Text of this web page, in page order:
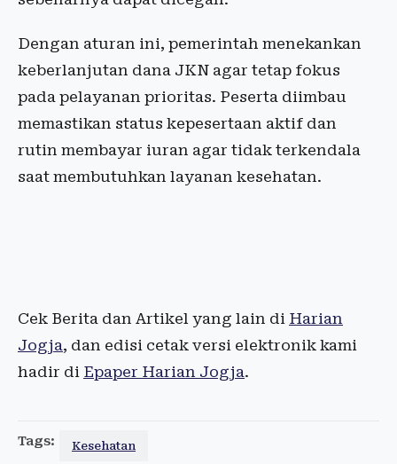
Dengan aturan ini, pemerintah menekankan
keberlanjutan dana JKN agar tetap fokus
pada pelayanan prioritas. Peserta diimbau
memastikan status kepesertaan aktif dan
rutin membayar iuran agar tidak terkendala
saat membutuhkan layanan kesehatan.
Cek Berita dan Artikel yang lain di Harian
Jogja, dan edisi cetak versi elektronik kami
hadir di Epaper Harian Jogja.
Tags: Kesehatan